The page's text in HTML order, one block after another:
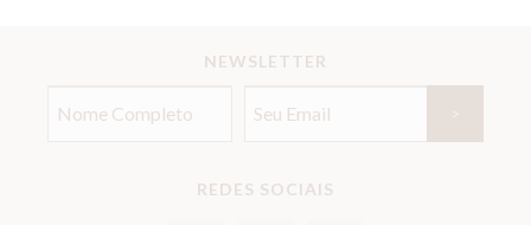
NEWSLETTER
REDES SOCIAIS